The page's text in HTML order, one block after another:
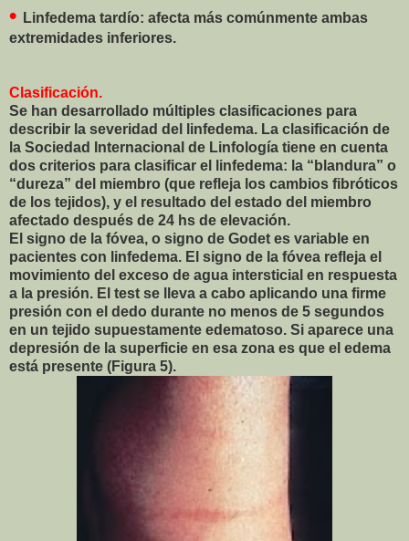
• Linfedema tardío: afecta más comúnmente ambas
extremidades inferiores.
Clasificación.
Se han desarrollado múltiples clasificaciones para
describir la severidad del linfedema. La clasificación de
la Sociedad Internacional de Linfología tiene en cuenta
dos criterios para clasificar el linfedema: la “blandura” o
“dureza” del miembro (que refleja los cambios fibróticos
de los tejidos), y el resultado del estado del miembro
afectado después de 24 hs de elevación.
El signo de la fóvea, o signo de Godet es variable en
pacientes con linfedema. El signo de la fóvea refleja el
movimiento del exceso de agua intersticial en respuesta
a la presión. El test se lleva a cabo aplicando una firme
presión con el dedo durante no menos de 5 segundos
en un tejido supuestamente edematoso. Si aparece una
depresión de la superficie en esa zona es que el edema
está presente (Figura 5).